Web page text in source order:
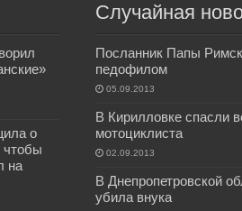
о
чтобы
на
Случайная
Посланник Папы
педофилом
05.09.2013
В Кирилловке спасли
мотоциклиста
02.09.2013
В Днепропетровской
убила внука